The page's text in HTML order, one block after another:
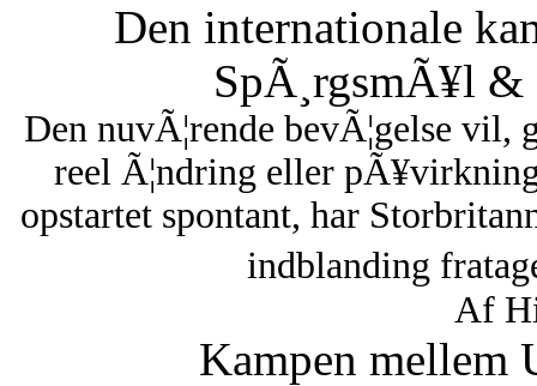
Den internationale
SpÃ¸rgsmÃ¥l
Den nuvÃ¦rende bevÃ¦gelse vil,
reel Ã¦ndring eller
opstartet spontant, har
indblanding
Af
Kampen mellem